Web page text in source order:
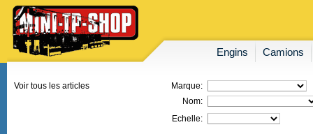
Engins Camions
Voir tous les articles
Marque:
Nom:
Echelle: